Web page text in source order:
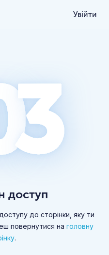
Увійти
доступ
до сторінки, яку ти
повернутися на головну
.